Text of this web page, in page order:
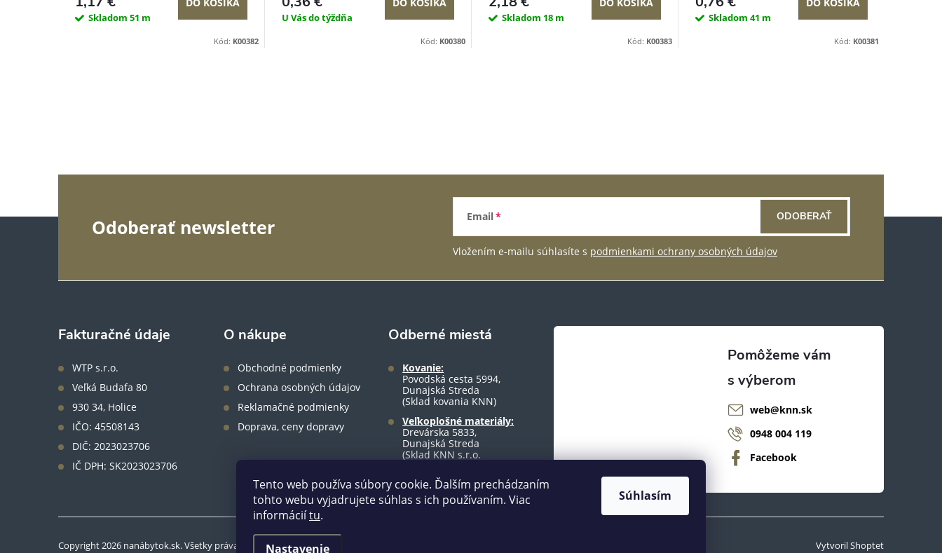
Tento web používa súbory cookie. Ďalším prechádzaním
tohto webu vyjadrujete súhlas s ich používaním. Viac
informáciítu.
Nastavenie
Súhlasím
Skladom 51 m
Kód: K00382
U Vás do týždňa
Kód: K00380
Skladom 18 m
Kód: K00383
Skladom 41 m
Kód: K00381
Odoberať newsletter Email
Vložením e-mailu súhlasíte s podmienkami ochrany osobných údajov
ODOBERAŤ
Fakturačné údaje
WTP s.r.o.
Veľká Budafa 80
930 34, Holice
IČO: 45508143
DIČ: 2023023706
IČ DPH: SK2023023706
O nákupe
Obchodné podmienky
Ochrana osobných údajov
Reklamačné podmienky
Doprava, ceny dopravy
Odberné miestá
Kovanie:
Povodská cesta 5994,
Dunajská Streda
(Sklad kovania KNN)
Veľkoplošné materiály:
Drevárska 5833,
Dunajská Streda
(Sklad KNN s.r.o.
web@knn.sk
0948 004 119
Facebook
Vytvoril Shoptet
Copyright 2026 nanábytok.sk. Všetky práva vyhradené.